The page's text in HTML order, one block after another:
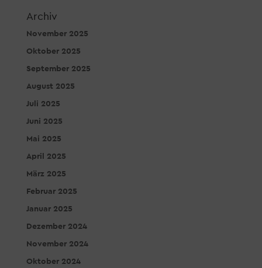
Archiv
November 2025
Oktober 2025
September 2025
August 2025
Juli 2025
Juni 2025
Mai 2025
April 2025
März 2025
Februar 2025
Januar 2025
Dezember 2024
November 2024
Oktober 2024